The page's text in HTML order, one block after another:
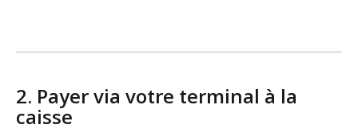
2. Payer via votre terminal à la
caisse